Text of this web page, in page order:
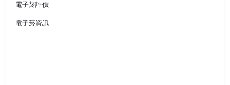
電子菸評價
電子菸資訊